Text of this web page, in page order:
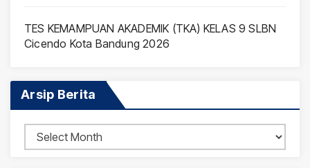
TES KEMAMPUAN AKADEMIK (TKA) KELAS 9 SLBN
Cicendo Kota Bandung 2026
Arsip Berita
Arsip
Berita